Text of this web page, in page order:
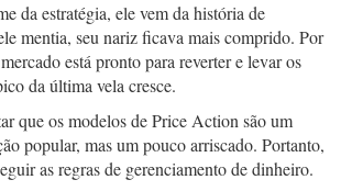
da estratégia, ele vem da história de
mentia, seu nariz ficava mais comprido. Por
está pronto para reverter e levar os
da última vela cresce.
que os modelos de Price Action são um
popular, mas um pouco arriscado. Portanto,
as regras de gerenciamento de dinheiro.